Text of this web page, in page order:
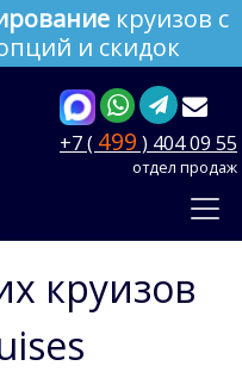
круизов с
и скидок
+7 ( 499 ) 404 09 55
отдел продаж
круизов